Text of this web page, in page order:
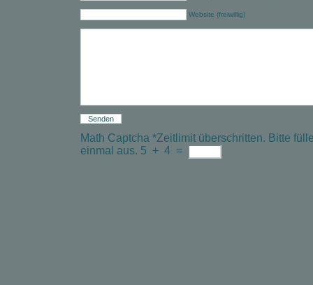
Website (freiwillig)
Math Captcha *Zeitlimit überschritten. Bitte
einmal aus. 5 + 4 =